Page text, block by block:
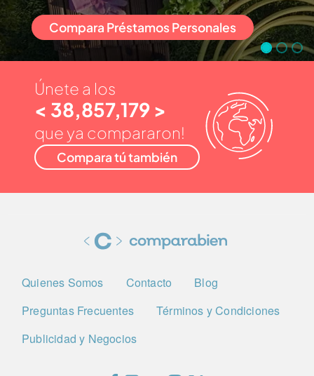
Compara Préstamos Personales
Únete a los
< 38,857,179 >
que ya compararon!
Compara tú también
Quienes Somos Contacto
Blog
Preguntas Frecuentes
Términos y Condiciones
Publicidad y Negocios